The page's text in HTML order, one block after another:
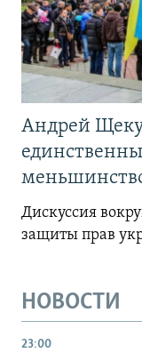
Андрей
Дискуссия
защиты прав
НОВОСТИ
23:00